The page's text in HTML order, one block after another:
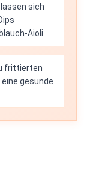
sich
Aioli.
frittierten
gesunde